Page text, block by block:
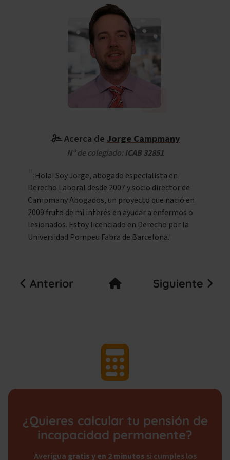
Acerca deJorge Campmany
Nº de colegiado:ICAB 32851
¡Hola! Soy Jorge, abogado especialista en
Derecho Laboral desde 2007 y socio director de
Campmany Abogados, un proyecto que nació en
2009 fruto de mi interés en ayudar a enfermos o
lesionados. Estoy licenciado en Derecho por la
Universidad Pompeu Fabra de Barcelona.
Anterior Siguiente
¿Quieres calcular tu pensión de
incapacidad permanente?
Averigua gratis y en 2 minutos si cumples los